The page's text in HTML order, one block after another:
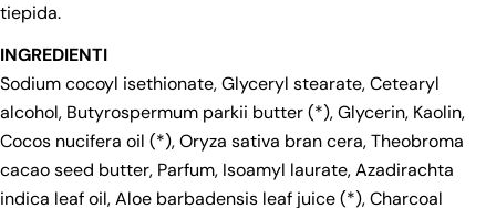
tiepida.
INGREDIENTI
Sodium cocoyl isethionate, Glyceryl stearate, Cetearyl
alcohol, Butyrospermum parkii butter (*), Glycerin, Kaolin,
Cocos nucifera oil (*), Oryza sativa bran cera, Theobroma
cacao seed butter, Parfum, Isoamyl laurate, Azadirachta
indica leaf oil, Aloe barbadensis leaf juice (*), Charcoal